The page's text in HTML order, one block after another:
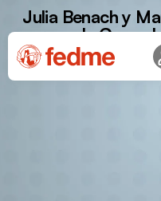
Julia Benach y
oro en la Copa